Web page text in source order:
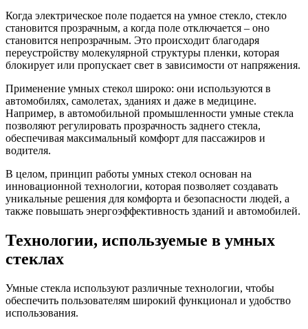
Когда электрическое поле подается на умное стекло, стекло
становится прозрачным, а когда поле отключается – оно
становится непрозрачным. Это происходит благодаря
переустройству молекулярной структуры пленки, которая
блокирует или пропускает свет в зависимости от напряжения.
Применение умных стекол широко: они используются в
автомобилях, самолетах, зданиях и даже в медицине.
Например, в автомобильной промышленности умные стекла
позволяют регулировать прозрачность заднего стекла,
обеспечивая максимальный комфорт для пассажиров и
водителя.
В целом, принцип работы умных стекол основан на
инновационной технологии, которая позволяет создавать
уникальные решения для комфорта и безопасности людей, а
также повышать энергоэффективность зданий и автомобилей.
Технологии, используемые в умных
стеклах
Умные стекла используют различные технологии, чтобы
обеспечить пользователям широкий функционал и удобство
использования.